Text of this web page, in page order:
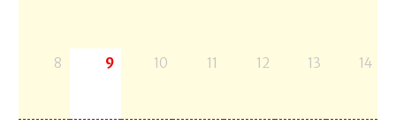
8 9 10 11 12 13 14